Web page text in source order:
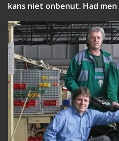
kans niet onbenut. Had